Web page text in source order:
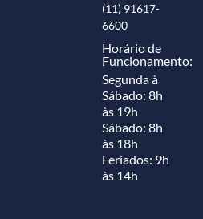
(11) 91617-
6600
Horário de
Funcionamento:
Segunda à
Sábado: 8h
às 19h
Sábado: 8h
às 18h
Feriados: 9h
às 14h